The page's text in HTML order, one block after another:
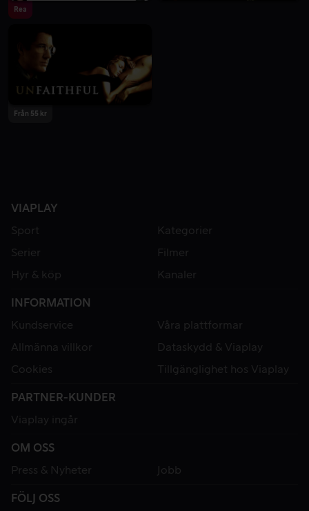
Rea
Från 55 kr
VIAPLAY
Sport
Kategorier
Serier
Filmer
Hyr & köp
Kanaler
INFORMATION
Kundservice
Våra plattformar
Allmänna villkor
Dataskydd & Viaplay
Cookies
Tillgänglighet hos Viaplay
PARTNER-KUNDER
Viaplay ingår
OM OSS
Press & Nyheter
Jobb
FÖLJ OSS